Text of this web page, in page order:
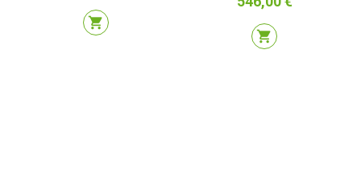
shopping_cart
shopping_cart